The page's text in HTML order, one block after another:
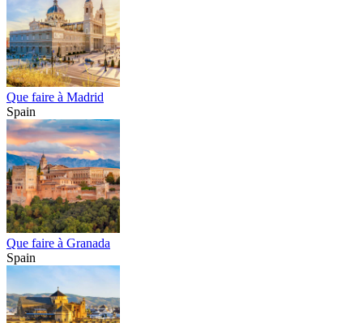
Que faire à Madrid
Spain
Que faire à Granada
Spain